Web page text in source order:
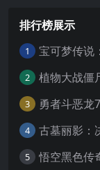
排行榜展示
1 宝可梦传说
2
3
4
5 悟空黑色